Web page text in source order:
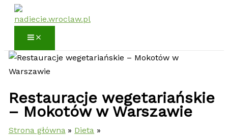
Przejdź
Restauracje wegetariańskie
– Mokotów w Warszawie
Strona główna
Dieta